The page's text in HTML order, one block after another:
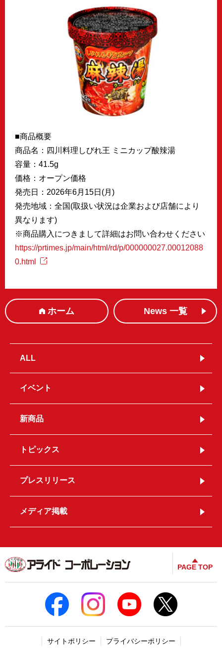
■商品概要
商品名：四川料理しびれ王 ミニカップ酸辣湯
容量：41.5g
価格：オープン価格
発売日：2026年6月15日(月)
発売地域：全国(取扱い状況は企業および店舗により
異なります)
※商品購入につきまして詳細はお問い合わせください
https://prtimes.jp/main/html/rd/p/000000027.00012088
0.html
ホーム News 一覧
ALL
イベント
新商品
トピックス
プレスリリース
メディア掲載
PAGE TOP
サイトポリシー プライバシーポリシー